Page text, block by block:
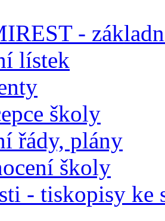
-
lístek
školy
řády, plány
školy
- tiskopisy ke